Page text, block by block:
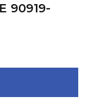
90919-